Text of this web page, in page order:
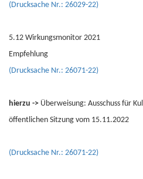
(Drucksache Nr.: 26029-22)
5.12 Wirkungsmonitor 2021
Empfehlung
(Drucksache Nr.: 26071-22)
hierzu -> Überweisung: Ausschuss für
öffentlichen Sitzung vom 15.11.2022
(Drucksache Nr.: 26071-22)